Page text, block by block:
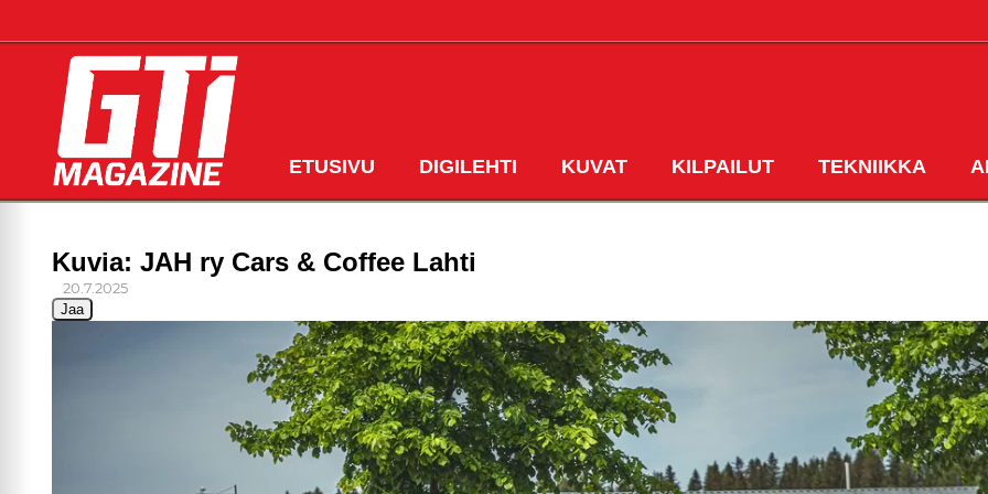
ETUSIVU DIGILEHTI KUVAT KILPAILUT TEKNIIKKA
Kuvia: JAH ry Cars & Coffee Lahti
20.7.2025
Jaa